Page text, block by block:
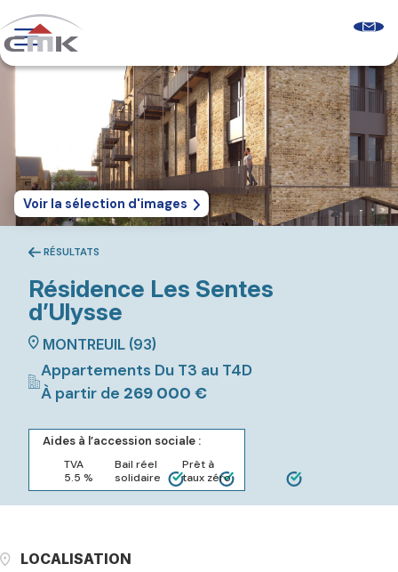
to
content
Programmes neufs
Logements récents
Le guide sur l’accession sociale
Comprendre les aides à l’accession
Glossaire & FAQ
Qui sommes-nous ?
Découvrir CMK
Notre équipe
Nos agences
Nos clients
Nous contacter
RÉSULTATS
Résidence Les Sentes
d’Ulysse
MONTREUIL (93)
Appartements Du T3 au T4D
À partir de 269 000 €
Aides à l’accession sociale :
TVA
5.5 %
Bail réel
solidaire
Prêt à
taux zéro
Voir la sélection d'images
LOCALISATION